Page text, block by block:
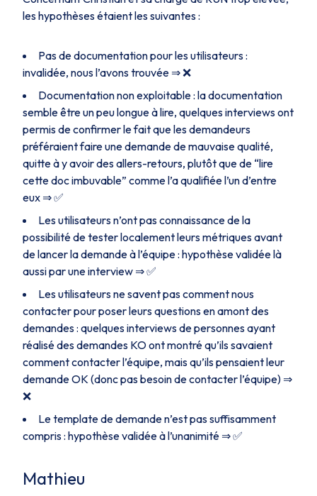
les hypothèses étaient les suivantes :
Pas de documentation pour les utilisateurs :
invalidée, nous l’avons trouvée ⇒ ❌
Documentation non exploitable : la documentation
semble être un peu longue à lire, quelques interviews ont
permis de confirmer le fait que les demandeurs
préféraient faire une demande de mauvaise qualité,
quitte à y avoir des allers-retours, plutôt que de “lire
cette doc imbuvable” comme l’a qualifiée l’un d’entre
eux ⇒ ✅
Les utilisateurs n’ont pas connaissance de la
possibilité de tester localement leurs métriques avant
de lancer la demande à l’équipe : hypothèse validée là
aussi par une interview ⇒ ✅
Les utilisateurs ne savent pas comment nous
contacter pour poser leurs questions en amont des
demandes : quelques interviews de personnes ayant
réalisé des demandes KO ont montré qu’ils savaient
comment contacter l’équipe, mais qu’ils pensaient leur
demande OK (donc pas besoin de contacter l’équipe) ⇒
❌
Le template de demande n’est pas suffisamment
compris : hypothèse validée à l’unanimité ⇒ ✅
Mathieu